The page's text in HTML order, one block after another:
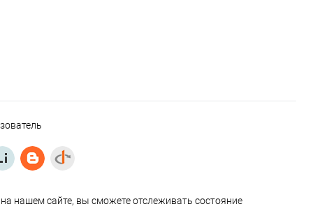
нашем сайте, вы сможете отслеживать состояние